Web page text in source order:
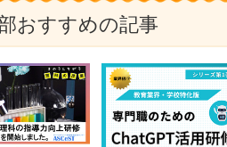
おすすめの記事